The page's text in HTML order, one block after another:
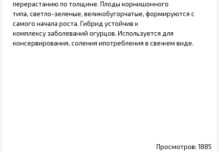
перерастанию по толщине. Плоды корнишонного
типа, светло-зеленые, великобугорчатые, формируются с
самого начала роста. Гибрид устойчив к
комплексу заболеваний огурцов. Используется для
консервирования, соления ипотребления в свежем виде.
1885